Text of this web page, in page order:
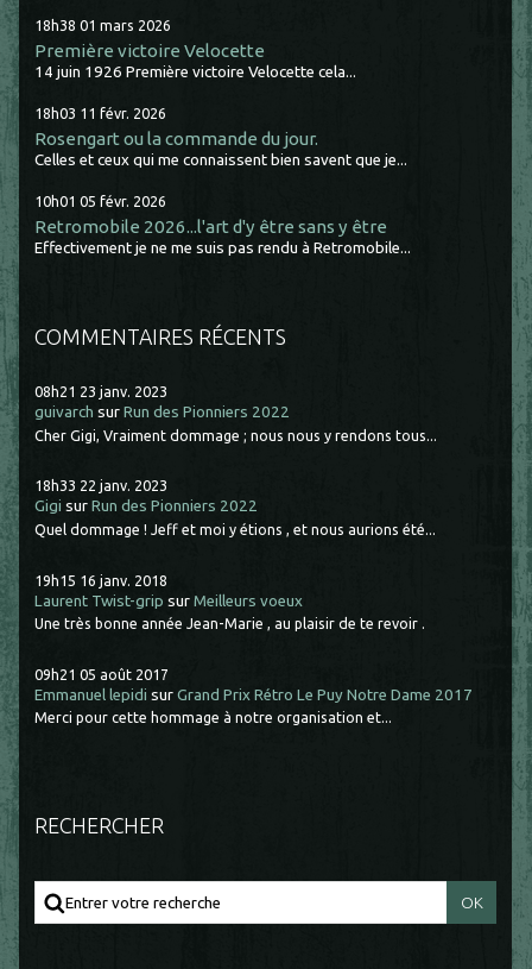
18h38 01 mars 2026
Première victoire Velocette
14 juin 1926 Première victoire Velocette cela...
18h03 11 févr. 2026
Rosengart ou la commande du jour.
Celles et ceux qui me connaissent bien savent que je...
10h01 05 févr. 2026
Retromobile 2026...l'art d'y être sans y être
Effectivement je ne me suis pas rendu à Retromobile...
COMMENTAIRES RÉCENTS
08h21 23 janv. 2023
guivarch surRun des Pionniers 2022
Cher Gigi, Vraiment dommage ; nous nous y rendons tous...
18h33 22 janv. 2023
Gigi surRun des Pionniers 2022
Quel dommage ! Jeff et moi y étions , et nous aurions été...
19h15 16 janv. 2018
Laurent Twist-grip surMeilleurs voeux
Une très bonne année Jean-Marie , au plaisir de te revoir .
09h21 05 août 2017
Emmanuel lepidi surGrand Prix Rétro Le Puy Notre Dame 2017
Merci pour cette hommage à notre organisation et...
RECHERCHER